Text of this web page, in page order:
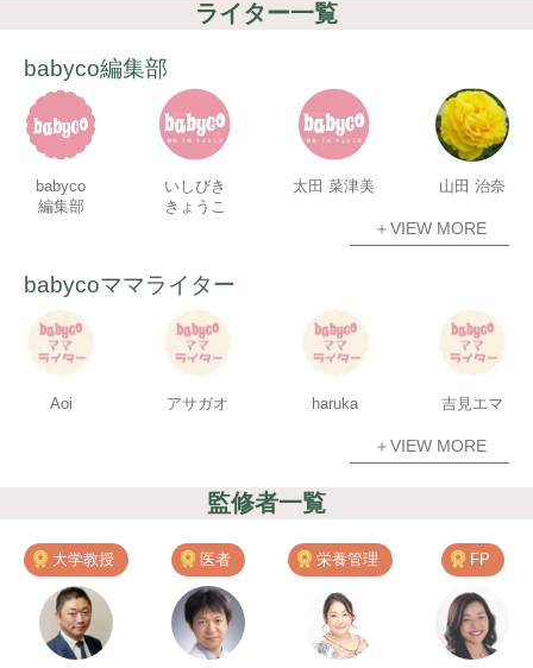
ライター一覧
babyco編集部
babyco
編集部
いしびき
きょうこ
太田 菜津美 山田 治奈
＋VIEW MORE
babycoママライター
Aoi アサガオ haruka 吉見エマ
＋VIEW MORE
監修者一覧
大学教授 医者 栄養管理 FP